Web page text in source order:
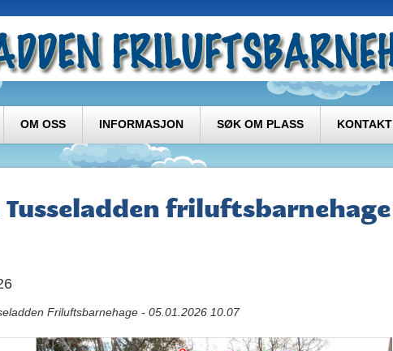
OM OSS INFORMASJON SØK OM PLASS KONTAKT
Tusseladden friluftsbarnehage
Friluftsbarnehage - 05.01.2026 10.07